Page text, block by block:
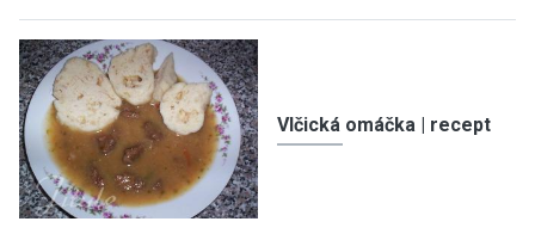
Vlčická omáčka | recept